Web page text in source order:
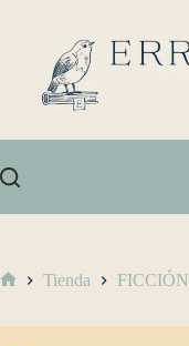
Tienda FICCIÓN